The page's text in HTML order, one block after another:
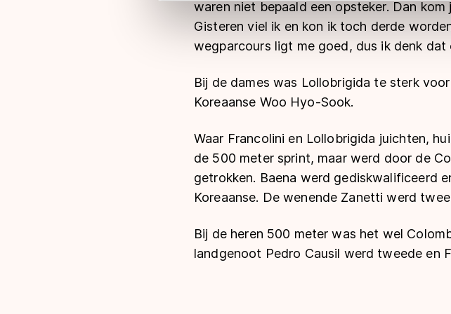
Meer informatie vindt u in ons
cookiebeleid
waren niet bepaald een opsteker. Dan
Gisteren viel ik en kon ik toch derde
wegparcours ligt me goed, dus ik denk
Bij de dames was Lollobrigida te sterk
Koreaanse Woo Hyo-Sook.
Waar Francolini en Lollobrigida juichten,
de 500 meter sprint, maar werd door de
getrokken. Baena werd gediskwalificeerd
Koreaanse. De wenende Zanetti werd
Bij de heren 500 meter was het wel
landgenoot Pedro Causil werd tweede en